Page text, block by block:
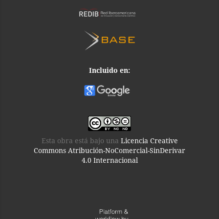
Incluido en:
Esta obra está bajo una Licencia Creative
Commons Atribución-NoComercial-SinDerivar
4.0 Internacional